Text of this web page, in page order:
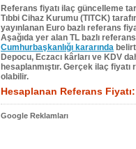
Referans fiyatı ilaç güncelleme
Tıbbi Cihaz Kurumu (TITCK)
yayınlanan Euro bazlı referans
Aşağıda yer alan TL bazlı
Cumhurbaşkanlığı kararında
Depocu, Eczacı kârları ve KDV
hesaplanmıştır. Gerçek ilaç fiyatı
olabilir.
Hesaplanan Referans
Google Reklamları